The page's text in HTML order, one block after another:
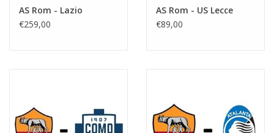
AS Rom - Lazio
€259,00
AS Rom - US Lecce
€89,00